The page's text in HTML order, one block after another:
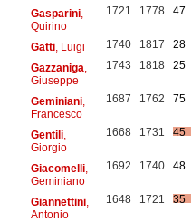
Gasparini,
Quirino
1721 1778 47
Gatti, Luigi 1740 1817
28
Gazzaniga
Giuseppe
1743 1818 25
Geminiani,
Francesco
1687 1762 75
Gentili,
Giorgio
1668 1731 45
Giacomelli,
Geminiano
1692 1740 48
Giannettini,
Antonio
1648 1721 35